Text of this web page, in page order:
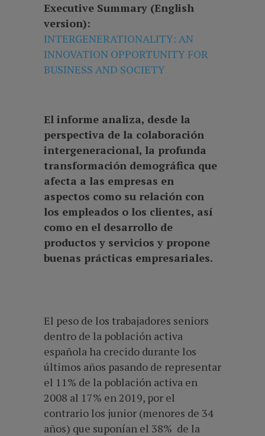
Executive Summary (English
version):
INTERGENERATIONALITY: AN
INNOVATION OPPORTUNITY FOR
BUSINESS AND SOCIETY
El informe analiza, desde la
perspectiva de la colaboración
intergeneracional, la profunda
transformación demográfica que
afecta a las empresas en
aspectos como su relación con
los empleados o los clientes, así
como en el desarrollo de
productos y servicios y propone
buenas prácticas empresariales.
El peso de los trabajadores seniors
dentro de la población activa
española ha crecido durante los
últimos años pasando de representar
el 11% de la población activa en
2008 al 17% en 2019, por el
contrario los junior (menores de 34
años) que suponían el 38% de la